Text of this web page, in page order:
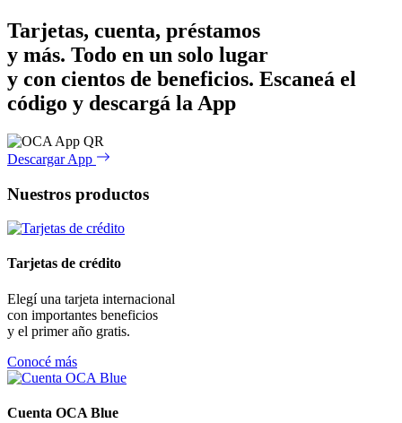
Tarjetas, cuenta, préstamos
y más. Todo en un solo lugar
y con cientos de beneficios. Escaneá el
código y descargá la App
Descargar App
Nuestros productos
Tarjetas de crédito
Elegí una tarjeta internacional
con importantes beneficios
y el primer año gratis.
Conocé más
Cuenta OCA Blue